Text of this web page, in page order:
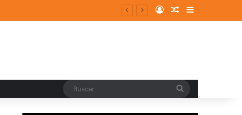
Log InRandom Article
Sidebar